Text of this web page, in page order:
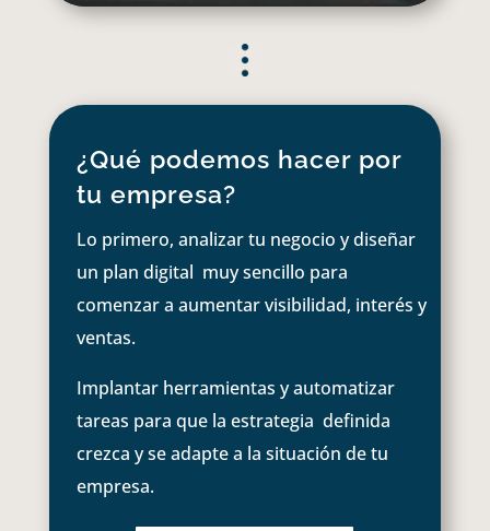
¿Qué podemos hacer por
tu empresa?
Lo primero, analizar tu negocio y diseñar
un plan digital muy sencillo para
comenzar a aumentar visibilidad, interés y
ventas.
Implantar herramientas y automatizar
tareas para que la estrategia definida
crezca y se adapte a la situación de tu
empresa.